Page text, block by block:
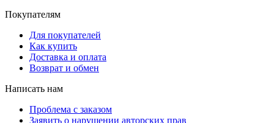
Покупателям
Для покупателей
Как купить
Доставка и оплата
Возврат и обмен
Написать нам
Проблема с заказом
Заявить о нарушении авторских прав